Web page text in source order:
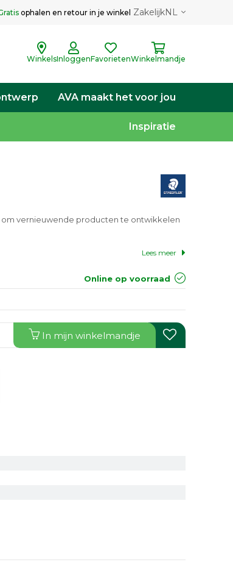
ophalen en retour in je winkel ZakelijkNL
WinkelsInloggenFavorietenWinkelmandje
AVA maakt het voor jou
Inspiratie
om vernieuwende producten te ontwikkelen
Lees meer
Online op voorraad
In mijn winkelmandje